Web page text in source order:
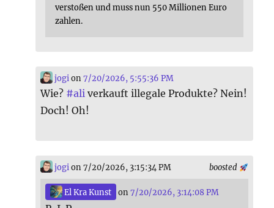
verstoßen und muss nun 550 Millionen Euro
zahlen.
jogion7/20/2026, 5:55:36 PM
Wie? #ali verkauft illegale Produkte? Nein!
Doch! Oh!
boosted
jogion 7/20/2026, 3:15:34 PM
El Kra Kunst on7/20/2026, 3:14:08 PM